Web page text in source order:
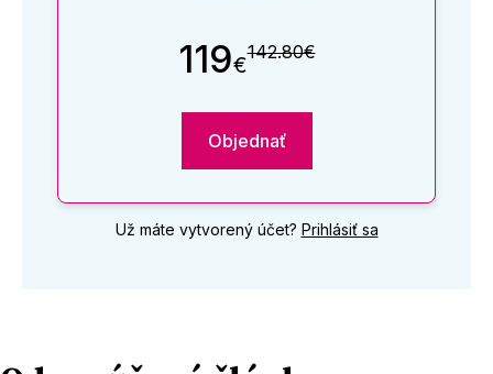
119€142.80€
Objednať
Už máte vytvorený účet? Prihlásiť sa